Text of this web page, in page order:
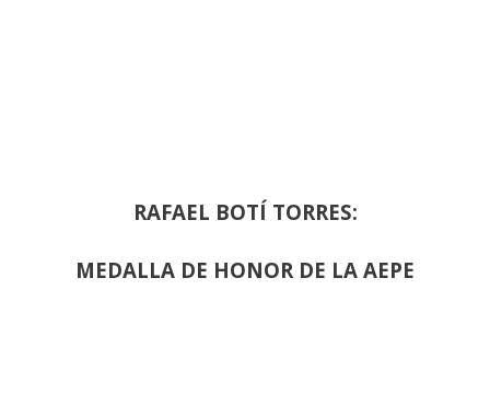
RAFAEL BOTÍ TORRES:
MEDALLA DE HONOR DE LA AEPE